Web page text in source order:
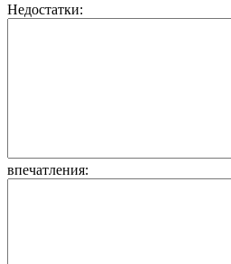
Недостатки:
впечатления: